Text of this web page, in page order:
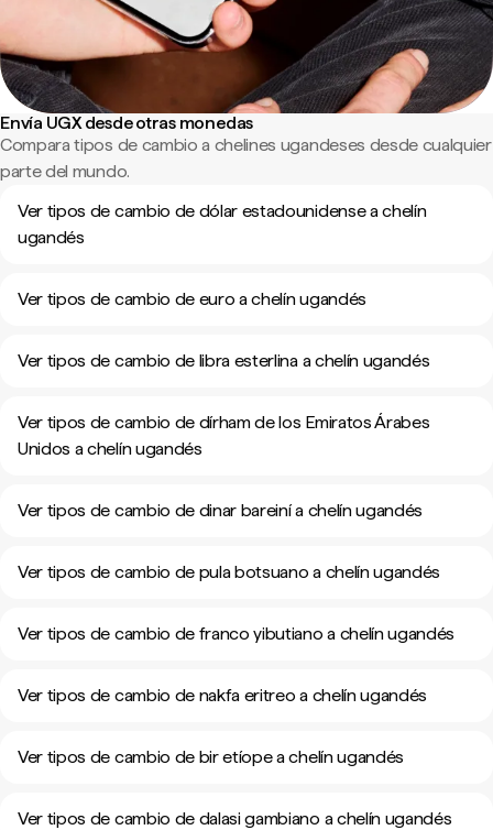
Envía UGX desde otras monedas
Compara tipos de cambio a chelines ugandeses desde cualquier
parte del mundo.
Ver tipos de cambio de dólar estadounidense a chelín
ugandés
Ver tipos de cambio de euro a chelín ugandés
Ver tipos de cambio de libra esterlina a chelín ugandés
Ver tipos de cambio de dírham de los Emiratos Árabes
Unidos a chelín ugandés
Ver tipos de cambio de dinar bareiní a chelín ugandés
Ver tipos de cambio de pula botsuano a chelín ugandés
Ver tipos de cambio de franco yibutiano a chelín ugandés
Ver tipos de cambio de nakfa eritreo a chelín ugandés
Ver tipos de cambio de bir etíope a chelín ugandés
Ver tipos de cambio de dalasi gambiano a chelín ugandés